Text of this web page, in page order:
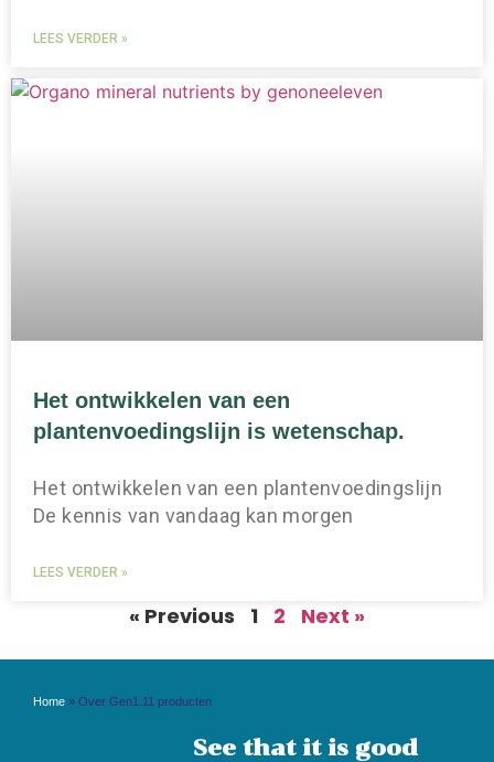
LEES VERDER »
Het ontwikkelen van een
plantenvoedingslijn is wetenschap.
Het ontwikkelen van een plantenvoedingslijn
De kennis van vandaag kan morgen
LEES VERDER »
« Previous 1 2 Next »
Home » Over Gen1:11 producten
See that it is good